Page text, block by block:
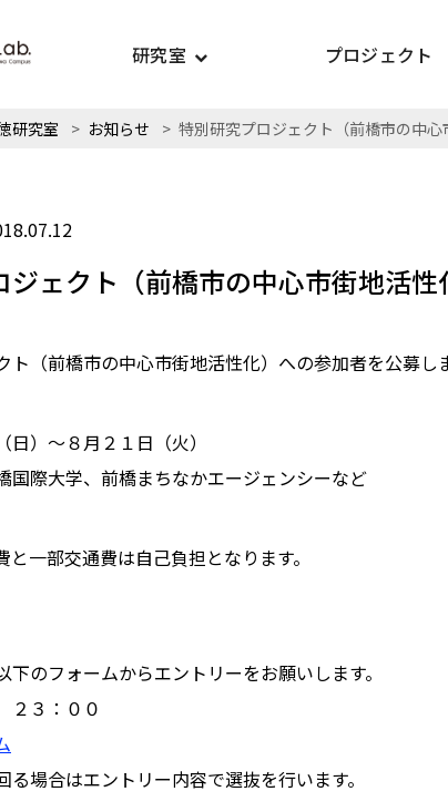
研究室 プロジェクト
研究室 > お知らせ > 特別研究プロジェクト（前橋市の中
ジェクト（前橋市の中心市街地活
ト（前橋市の中心市街地活性化）への参加者を公募し
）〜８月２１日（火）
国際大学、前橋まちなかエージェンシーなど
一部交通費は自己負担となります。
下のフォームからエントリーをお願いします。
３：００
場合はエントリー内容で選抜を行います。